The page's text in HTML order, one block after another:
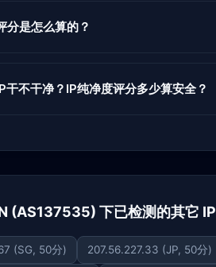
分是怎么算的？
干不干净？IP纯净度评分多少算安全？
(AS137535) 下已检测的其它 IP
(SG, 50分) 207.56.227.33 (JP, 50分)